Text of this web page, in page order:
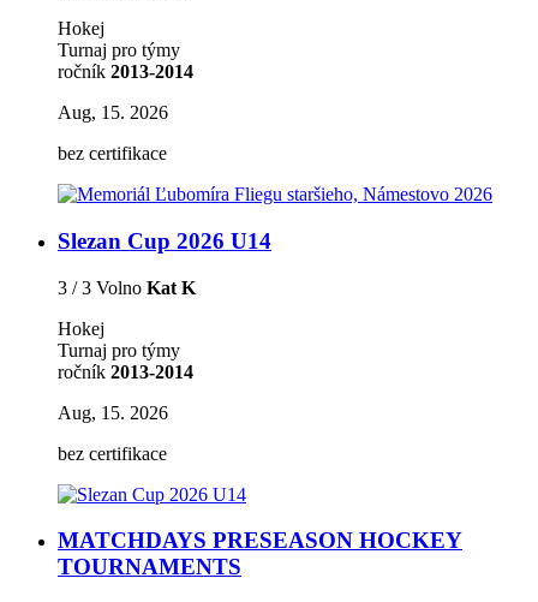
Hokej
Turnaj pro týmy
ročník 2013-2014
Aug, 15. 2026
bez certifikace
Slezan Cup 2026 U14
3 / 3 Volno Kat K
Hokej
Turnaj pro týmy
ročník 2013-2014
Aug, 15. 2026
bez certifikace
MATCHDAYS PRESEASON HOCKEY
TOURNAMENTS